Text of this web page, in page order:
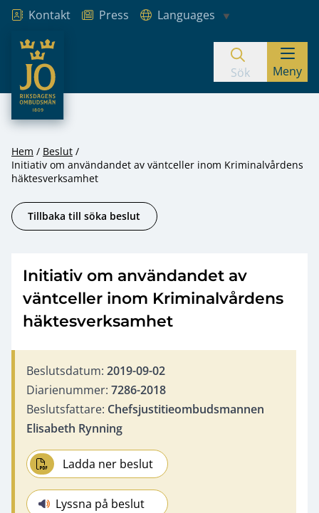
Hoppa till innehåll
Kontakt Press
Languages
JO – Riksdagens Ombudsmän
Sök Meny
Hem
Beslut
Initiativ om användandet av väntceller inom Kriminalvårdens
häktesverksamhet
Tillbaka till söka beslut
Initiativ om användandet av
väntceller inom Kriminalvårdens
häktesverksamhet
Beslutsdatum: 2019-09-02
Diarienummer: 7286-2018
Beslutsfattare: Chefsjustitieombudsmannen
Elisabeth Rynning
Ladda ner beslut
Lyssna på beslut